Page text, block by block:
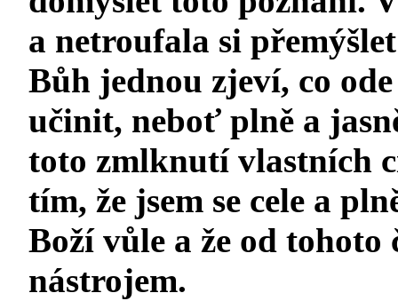
a netroufala si
Bůh jednou zjeví, co
učinit, neboť plně a
toto zmlknutí vlastních
tím, že jsem se cele a
Boží vůle a že od tohoto
nástrojem.